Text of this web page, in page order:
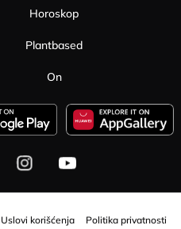
Horoskop
Plantbased
On
Uslovi korišćenja Politika privatnosti